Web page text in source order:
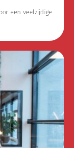
een veelzijdige